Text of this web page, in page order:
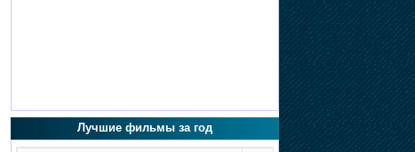
Лучшие фильмы за год